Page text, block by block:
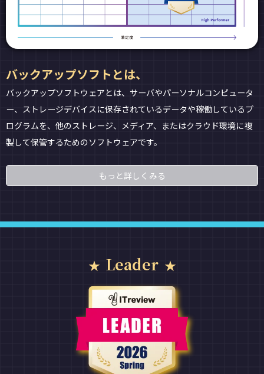
バックアップソフトとは、
バックアップソフトウェアとは、サーバやパーソナルコンピュータ
ー、ストレージデバイスに保存されているデータや稼働しているプ
ログラムを、他のストレージ、メディア、またはクラウド環境に複
製して保管するためのソフトウェアです。
もっと詳しくみる
Leader